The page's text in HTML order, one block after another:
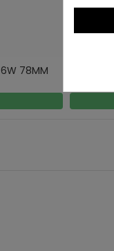
6W 78MM